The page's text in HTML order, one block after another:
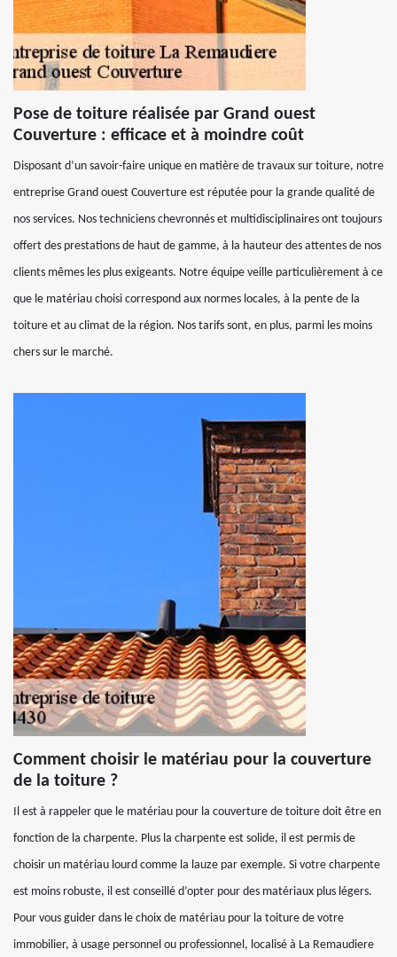
Pose de toiture réalisée par Grand ouest
Couverture : efficace et à moindre coût
Disposant d’un savoir-faire unique en matière de travaux sur toiture, notre
entreprise Grand ouest Couverture est réputée pour la grande qualité de
nos services. Nos techniciens chevronnés et multidisciplinaires ont toujours
offert des prestations de haut de gamme, à la hauteur des attentes de nos
clients mêmes les plus exigeants. Notre équipe veille particulièrement à ce
que le matériau choisi correspond aux normes locales, à la pente de la
toiture et au climat de la région. Nos tarifs sont, en plus, parmi les moins
chers sur le marché.
Comment choisir le matériau pour la couverture
de la toiture ?
Il est à rappeler que le matériau pour la couverture de toiture doit être en
fonction de la charpente. Plus la charpente est solide, il est permis de
choisir un matériau lourd comme la lauze par exemple. Si votre charpente
est moins robuste, il est conseillé d’opter pour des matériaux plus légers.
Pour vous guider dans le choix de matériau pour la toiture de votre
immobilier, à usage personnel ou professionnel, localisé à La Remaudiere